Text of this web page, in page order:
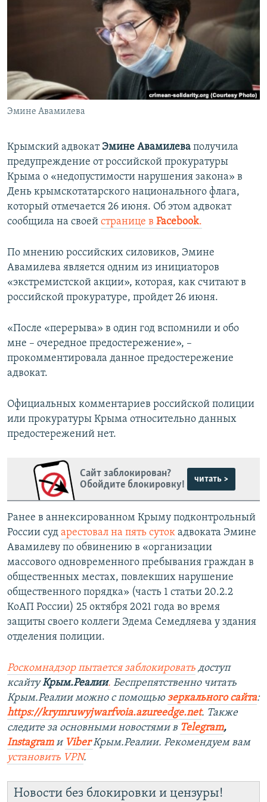
ПОБЕДИТЕЛЕЙ НЕ СУДЯТ?
КРЫМ.НЕПОКОРЕННЫЙ
УКРАИНСКАЯ ПРОБЛЕМА КРЫМА
Все сайты RFE/RL
Эмине Авамилева
Крымский адвокат Эмине Авамилева получила
предупреждение от российской прокуратуры
Крыма о «недопустимости нарушения закона» в
День крымскотатарского национального флага,
который отмечается 26 июня. Об этом адвокат
сообщила на своей странице в Facebook.
По мнению российских силовиков, Эмине
Авамилева является одним из инициаторов
«экстремистской акции», которая, как считают в
российской прокуратуре, пройдет 26 июня.
«После «перерыва» в один год вспомнили и обо
мне – очередное предостережение», –
прокомментировала данное предостережение
адвокат.
Официальных комментариев российской полиции
или прокуратуры Крыма относительно данных
предостережений нет.
Сайт заблокирован?
Обойдите блокировку!
читать >
Ранее в аннексированном Крыму подконтрольный
России суд арестовал на пять суток адвоката Эмине
Авамилеву по обвинению в «организации
массового одновременного пребывания граждан в
общественных местах, повлекших нарушение
общественного порядка» (часть 1 статьи 20.2.2
КоАП России) 25 октября 2021 года во время
защиты своего коллеги Эдема Семедляева у здания
отделения полиции.
Роскомнадзор пытается заблокировать доступ
ксайтуКрым.Реалии. Беспрепятственно читать
Крым.Реалии можно с помощью зеркального сайта:
https://krymruwyjwarfvoia.azureedge.net.​ Также
следите за основными новостями в Telegram,
Instagram и ViberКрым.Реалии. Рекомендуем вам
установить VPN.
Новости без блокировки и цензуры!